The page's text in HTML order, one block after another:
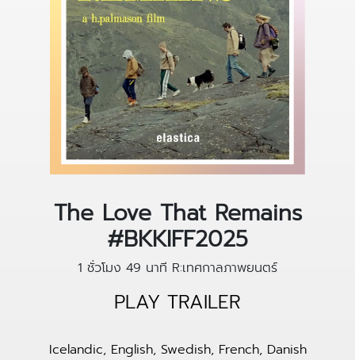
The Love That Remains
#BKKIFF2025
1 ชั่วโมง 49 นาที R:เทศกาลภาพยนตร์
PLAY TRAILER
Icelandic, English, Swedish, French, Danish